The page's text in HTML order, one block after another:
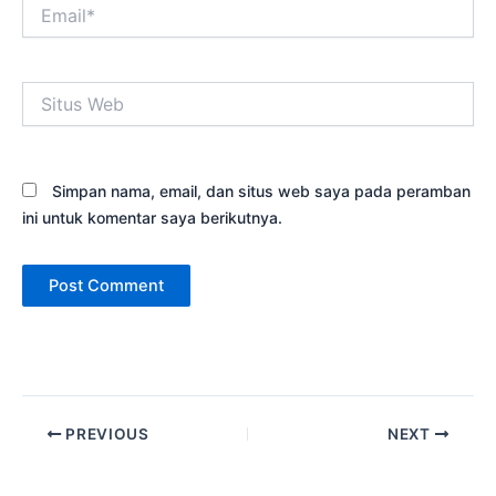
Web
Simpan nama, email, dan situs web saya pada peramban
ini untuk komentar saya berikutnya.
PREVIOUS NEXT